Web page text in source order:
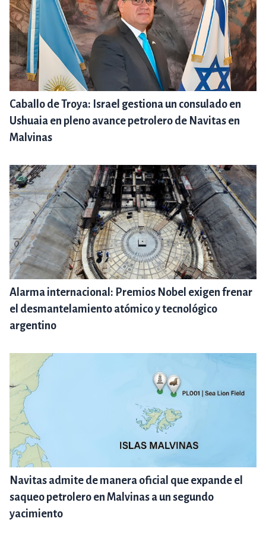
Caballo de Troya: Israel gestiona un consulado en
Ushuaia en pleno avance petrolero de Navitas en
Malvinas
Alarma internacional: Premios Nobel exigen frenar
el desmantelamiento atómico y tecnológico
argentino
Navitas admite de manera oficial que expande el
saqueo petrolero en Malvinas a un segundo
yacimiento